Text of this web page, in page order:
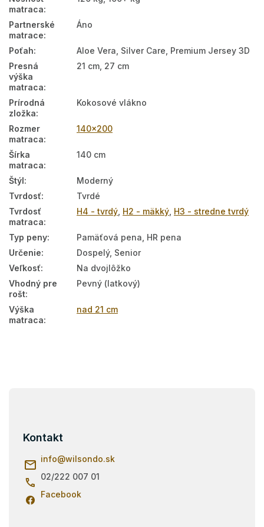
matraca:
Partnerské
matrace:
Áno
Poťah:
Aloe Vera, Silver Care, Premium Jersey 3D
Presná
výška
matraca:
21 cm, 27 cm
Prírodná
zložka:
Kokosové vlákno
Rozmer
matraca:
140x200
Šírka
matraca:
140 cm
Štýl:
Moderný
Tvrdosť:
Tvrdé
Tvrdosť
matraca:
H4 - tvrdý H2 - mäkký H3 - stredne tvrdý
Typ peny:
Pamäťová pena, HR pena
Určenie:
Dospelý, Senior
Veľkosť:
Na dvojlôžko
Vhodný pre
rošt:
Pevný (latkový)
Výška
matraca:
nad 21 cm
Kontakt
info@wilsondo.sk
02/222 007 01
Facebook